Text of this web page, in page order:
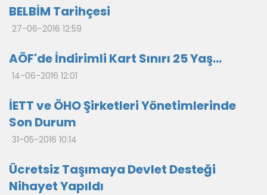
BELBİM Tarihçesi
27-06-2016 12:59
AÖF'de İndirimli Kart Sınırı 25 Yaş...
14-06-2016 12:01
İETT ve ÖHO Şirketleri Yönetimlerinde
Son Durum
31-05-2016 10:14
Ücretsiz Taşımaya Devlet Desteği
Nihayet Yapıldı